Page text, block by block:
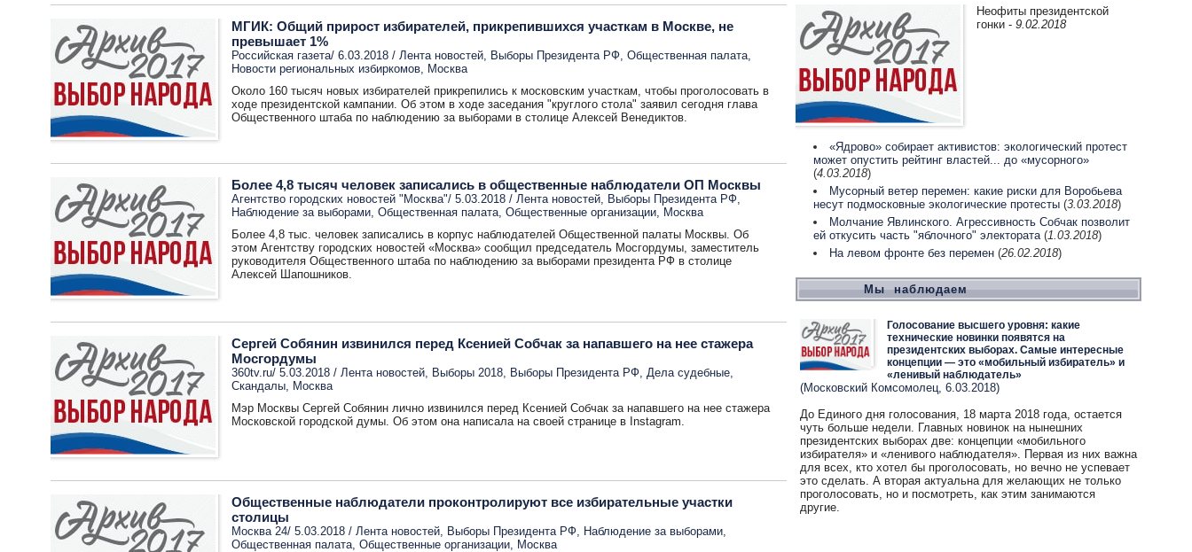
МГИК: Общий прирост избирателей, прикрепившихся участкам в Москве, не
превышает 1%
Российская газета/ 6.03.2018 / Лента новостей, Выборы Президента РФ, Общественная палата,
Новости региональных избиркомов, Москва
Около 160 тысяч новых избирателей прикрепились к московским участкам, чтобы проголосовать в
ходе президентской кампании. Об этом в ходе заседания "круглого стола" заявил сегодня глава
Общественного штаба по наблюдению за выборами в столице Алексей Венедиктов.
Более 4,8 тысяч человек записались в общественные наблюдатели ОП Москвы
Агентство городских новостей "Москва"/ 5.03.2018 / Лента новостей, Выборы Президента РФ,
Наблюдение за выборами, Общественная палата, Общественные организации, Москва
Более 4,8 тыс. человек записались в корпус наблюдателей Общественной палаты Москвы. Об
этом Агентству городских новостей «Москва» сообщил председатель Мосгордумы, заместитель
руководителя Общественного штаба по наблюдению за выборами президента РФ в столице
Алексей Шапошников.
Сергей Собянин извинился перед Ксенией Собчак за напавшего на нее стажера
Мосгордумы
360tv.ru/ 5.03.2018 / Лента новостей, Выборы 2018, Выборы Президента РФ, Дела судебные,
Скандалы, Москва
Мэр Москвы Сергей Собянин лично извинился перед Ксенией Собчак за напавшего на нее стажера
Московской городской думы. Об этом она написала на своей странице в Instagram.
Общественные наблюдатели проконтролируют все избирательные участки
столицы
Москва 24/ 5.03.2018 / Лента новостей, Выборы Президента РФ, Наблюдение за выборами,
Общественная палата, Общественные организации, Москва
Неофиты президентской
гонки - 9.02.2018
«Ядрово» собирает активистов: экологический протест
может опустить рейтинг властей... до «мусорного»
(4.03.2018)
Мусорный ветер перемен: какие риски для Воробьева
несут подмосковные экологические протесты (3.03.2018)
Молчание Явлинского. Агрессивность Собчак позволит
ей откусить часть "яблочного" электората(1.03.2018)
На левом фронте без перемен (26.02.2018)
Мы наблюдаем
Голосование высшего уровня: какие
технические новинки появятся на
президентских выборах. Самые интересные
концепции — это «мобильный избиратель» и
«ленивый наблюдатель»
(Московский Комсомолец, 6.03.2018)
До Единого дня голосования, 18 марта 2018 года, остается
чуть больше недели. Главных новинок на нынешних
президентских выборах две: концепции «мобильного
избирателя» и «ленивого наблюдателя». Первая из них важна
для всех, кто хотел бы проголосовать, но вечно не успевает
это сделать. А вторая актуальна для желающих не только
проголосовать, но и посмотреть, как этим занимаются
другие.